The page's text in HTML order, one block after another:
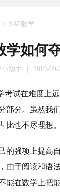
> SAT数学
学如何
小助手 2019-
考试在难度上
部分。虽然我
比也不尽理想。
的强项上提高
由于阅读和语
能在数学上把